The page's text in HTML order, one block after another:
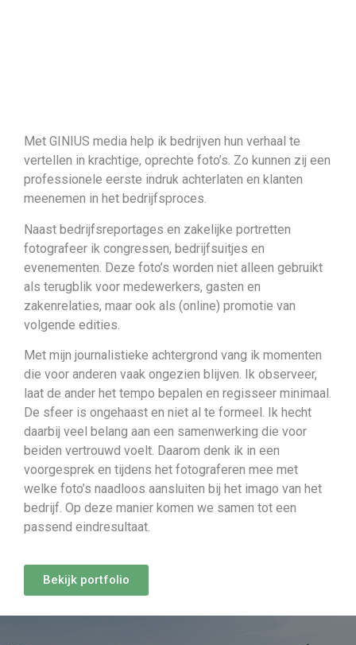
Met GINIUS media help ik bedrijven hun verhaal te
vertellen in krachtige, oprechte foto’s. Zo kunnen zij een
professionele eerste indruk achterlaten en klanten
meenemen in het bedrijfsproces.
Naast bedrijfsreportages en zakelijke portretten
fotografeer ik congressen, bedrijfsuitjes en
evenementen. Deze foto’s worden niet alleen gebruikt
als terugblik voor medewerkers, gasten en
zakenrelaties, maar ook als (online) promotie van
volgende edities.
Met mijn journalistieke achtergrond vang ik momenten
die voor anderen vaak ongezien blijven. Ik observeer,
laat de ander het tempo bepalen en regisseer minimaal.
De sfeer is ongehaast en niet al te formeel. Ik hecht
daarbij veel belang aan een samenwerking die voor
beiden vertrouwd voelt. Daarom denk ik in een
voorgesprek en tijdens het fotograferen mee met
welke foto’s naadloos aansluiten bij het imago van het
bedrijf. Op deze manier komen we samen tot een
passend eindresultaat.
Bekijk portfolio